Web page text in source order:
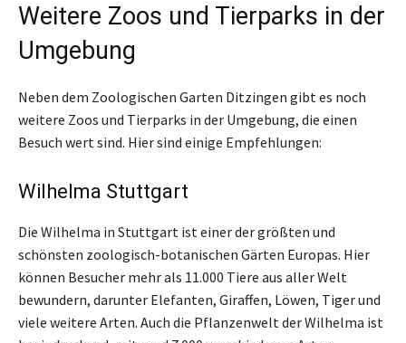
Weitere Zoos und Tierparks in der
Umgebung
Neben dem Zoologischen Garten Ditzingen gibt es noch
weitere Zoos und Tierparks in der Umgebung, die einen
Besuch wert sind. Hier sind einige Empfehlungen:
Wilhelma Stuttgart
Die Wilhelma in Stuttgart ist einer der größten und
schönsten zoologisch-botanischen Gärten Europas. Hier
können Besucher mehr als 11.000 Tiere aus aller Welt
bewundern, darunter Elefanten, Giraffen, Löwen, Tiger und
viele weitere Arten. Auch die Pflanzenwelt der Wilhelma ist